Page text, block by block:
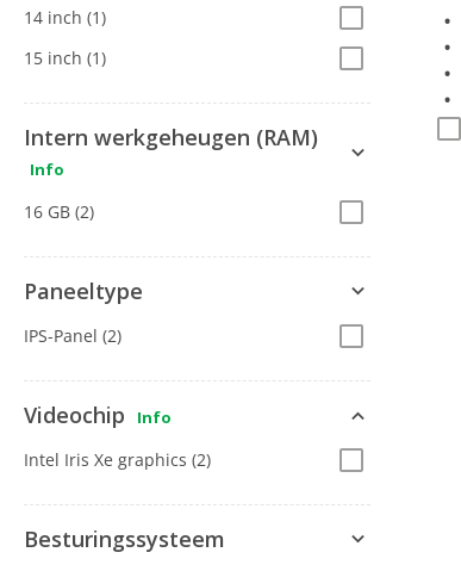
14 inch (1)
15 inch (1)
Intern werkgeheugen (RAM)
Info
16 GB (2)
Paneeltype
IPS-Panel (2)
Videochip Info
Intel Iris Xe graphics (2)
Besturingssysteem